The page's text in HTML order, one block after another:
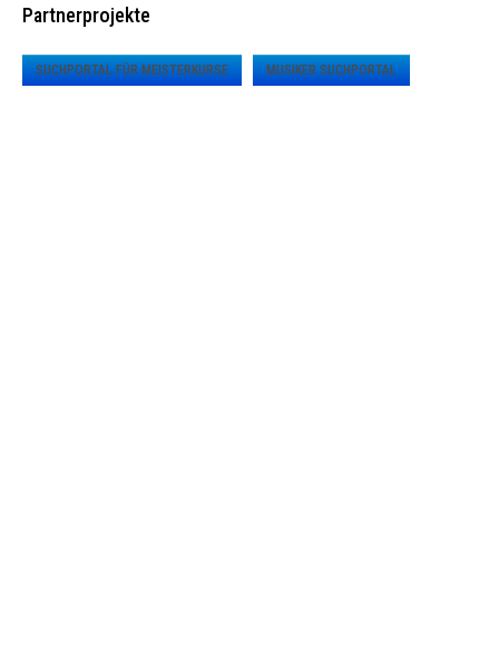
Partnerprojekte
SUCHPORTAL FÜR MEISTERKURSE MUSIKER SUCHPORTAL